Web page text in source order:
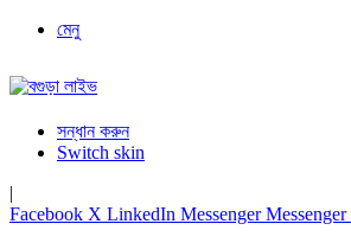
মেনু
সন্ধান করুন
Switch skin
|
Facebook X LinkedIn Messenger Messenger